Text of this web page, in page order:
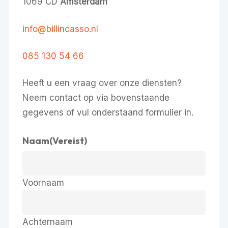
info@billincasso.nl
085 130 54 66
Heeft u een vraag over onze diensten?
Neem contact op via bovenstaande
gegevens of vul onderstaand formulier in.
Naam(Vereist)
Voornaam
Achternaam